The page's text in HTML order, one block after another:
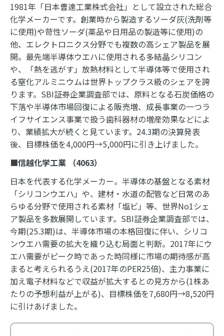
1981年「日本曹達工業株式会社」として設立された総合
化学メーカーです。創業時から製造するソーダ灰(洗剤等
に使用)や苛性ソーダ(薬品や日用品の製造等に使用)の
他、エレクトロニクス分野でも複数の高シェア製品を展
開。最先端半導体ウエハに使用される多結晶シリコン
や、「熱を逃がす」放熱材料として半導体等で使用され
る窒化アルミニウムは世界トップクラス級のシェアを誇
ります。SBI証券企業調査部では、原料となる石炭価格の
下落や半導体市場回復による販売増、成長事業の一つラ
イフサイエンス事業で扱う歯科器材の増産効果などによ
り、業績拡大が続くと見ています。24.3期の決算発表
後、目標株価を4,000円→5,000円に引き上げました。
■信越化学工業 （4063）
日本を代表する化学メーカー。半導体の基盤となる素材
「シリコンウエハ」や、建材・水道の配管など日常のあ
らゆる分野で使用される素材「塩ビ」等、世界No1シェ
ア製品を多数展開しています。SBI証券企業調査部では、
今期(25.3期)は、半導体市場の本格回復に伴い、シリコ
ンウエハ需要の拡大を織り込む局面と判断。2017年にウ
エハ需要がピーク時であった時同様に市場の期待感が高
まると考えられるうえ(2017年のPER25倍)、主力事業に
加え電子材料などで収益が拡大するとの見方から(1株あ
たりの予想利益が上がる)、目標株価を7,680円→8,520円
に引けあげました。